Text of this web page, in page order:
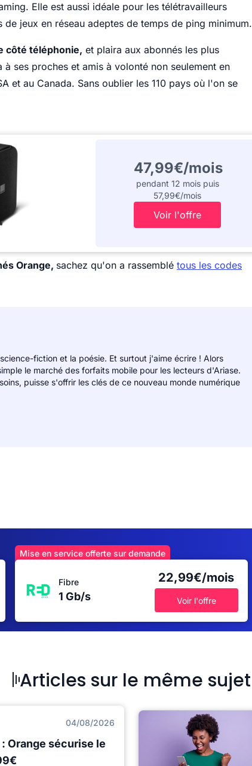
Elle est aussi idéale pour les télétravailleurs
jeux en réseau adeptes de temps de ping minimum.
côté téléphonie, et plaira aux abonnés les plus
ses proches et amis à volonté non seulement en
et au Canada. Sans oublier les 110 pays où l'on se
47,99€/mois
pendant 12 mois puis
57,99€/mois
Voir l'offre
Orange, sachez qu'on a rassemblé tous les codes
fiction et la poésie. Et surtout j'aime écrire ! Alors
le marché des forfaits mobile pour les lecteurs d'Ariase.
puisse s'offrir les clés de ce nouveau monde numérique
Mise en service offerte sur demande
Fibre
1 Gb/s
22,99€/mois
Voir l'offre
Articles sur le même sujet
04/08/2026
Orange sécurise le